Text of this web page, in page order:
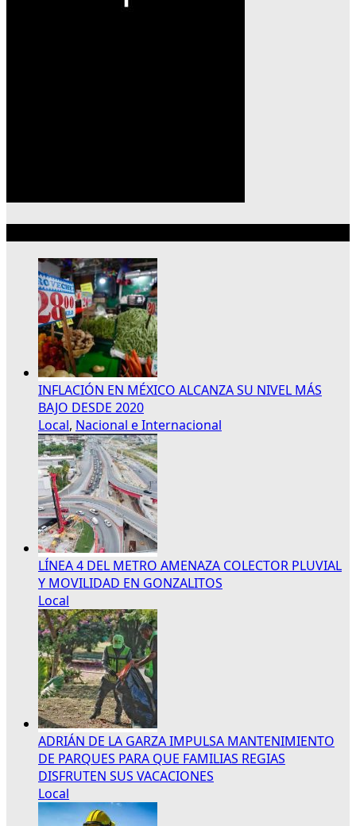
INFLACIÓN EN MÉXICO ALCANZA SU NIVEL MÁS
BAJO DESDE 2020
Local, Nacional e Internacional
LÍNEA 4 DEL METRO AMENAZA COLECTOR PLUVIAL
Y MOVILIDAD EN GONZALITOS
Local
ADRIÁN DE LA GARZA IMPULSA MANTENIMIENTO
DE PARQUES PARA QUE FAMILIAS REGIAS
DISFRUTEN SUS VACACIONES
Local